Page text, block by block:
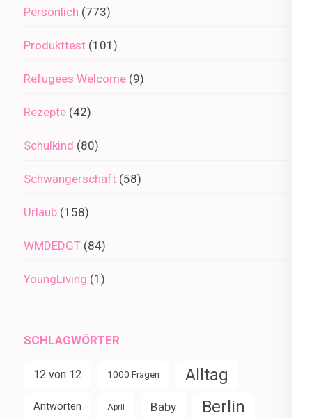
Persönlich (773)
Produkttest (101)
Refugees Welcome (9)
Rezepte (42)
Schulkind (80)
Schwangerschaft (58)
Urlaub (158)
WMDEDGT (84)
YoungLiving (1)
SCHLAGWÖRTER
12 von 12 1000 Fragen Alltag
Antworten April Baby Berlin